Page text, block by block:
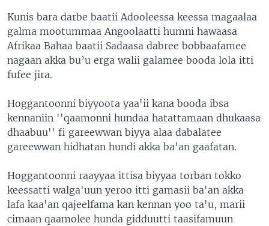
Kunis bara darbe baatii Adooleessa keessa magaalaa
galma mootummaa Angoolaatti humni hawaasa
Afrikaa Bahaa baatii Sadaasa dabree bobbaafamee
nagaan akka bu’u erga walii galamee booda lola itti
fufee jira.
Hoggantoonni biyyoota yaa'ii kana booda ibsa
kennaniin ''qaamonni hundaa hatattamaan dhukaasa
dhaabuu'' fi gareewwan biyya alaa dabalatee
gareewwan hidhatan hundi akka ba'an gaafatan.
Hoggantoonni raayyaa ittisa biyyaa torban tokko
keessatti walga'uun yeroo itti gamasii ba'an akka
lafa kaa'an qajeelfama kan kennan yoo ta'u, marii
cimaan qaamolee hunda gidduutti taasifamuun